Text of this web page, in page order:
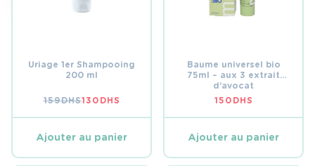
Uriage 1er Shampooing
200 ml
159DHSLE
PRIX
ÉTAIT :
130 DHS
LE
PRIX
EST :
Ajouter au panier
Baume universel bio
75ml – aux 3 extrait
d’avocat
150 DHS
Ajouter au panier